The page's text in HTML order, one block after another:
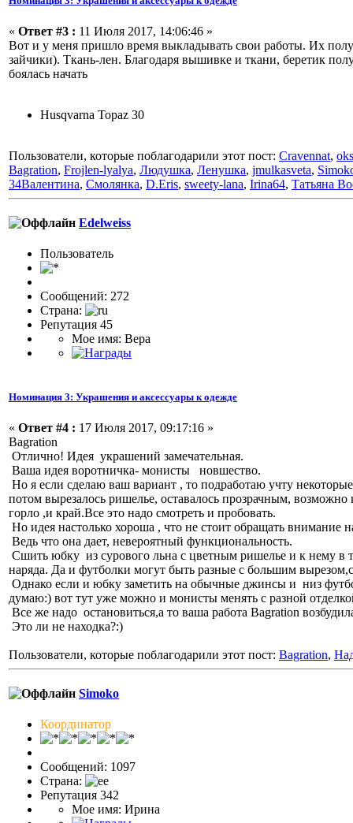
« Ответ #3 : 11 Июля 2017, 14:06:46 »
Вот и у меня пришло время выкладывать свои работы. Их
зайчики). Ткань-лен. Благодаря вышивке и ткани, беретик
боялась начать
Husqvarna Topaz 30
Пользователи, которые поблагодарили этот пост: Cravennat,
Bagration, Frojlen-lyalya, Людушка, Ленушка, jmulkasveta,
34Валентина, Смолянка, D.Eris, sweety-lana, Irina64, Татьяна
Edelweiss
Пользовaтeль
Сообщений: 272
Страна:
Репутация 45
Мое имя: Вера
Номинация 3: Украшения и аксессуары к одежде
« Ответ #4 : 17 Июля 2017, 09:17:16 »
Bagration
Отлично! Идея украшений замечательная.
Ваша идея воротничка- монисты новшество.
Но я если сделаю ваш вариант , то подработаю учту
потом вырезалось ришелье, оставалось прозрачным,
горло ,и край.Все это надо смотреть и пробовать.
Но идея настолько хороша , что не стоит обращать внимание
Ведь что она дает, невероятный функциональность.
Сшить юбку из сурового льна с цветным ришелье и к нему
наряда. Да и футболки могут быть разные с большим
Однако если и юбку заметить на обычные джинсы и низ
думаю:) вот тут уже можно и монисты менять с разной
Все же надо остановиться,а то ваша работа Bagration
Это ли не находка?:)
Пользователи, которые поблагодарили этот пост: Bagration,
Simoko
Координатор
Сообщений: 1097
Страна:
Репутация 342
Мое имя: Ирина